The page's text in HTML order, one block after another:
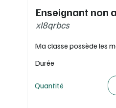
Enseignant non
xl8qrbcs
Ma classe possède les
Durée
Quantité